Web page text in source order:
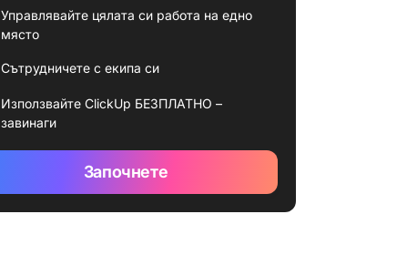
Управлявайте цялата си работа на едно
място
Сътрудничете с екипа си
Използвайте ClickUp БЕЗПЛАТНО –
завинаги
Започнете